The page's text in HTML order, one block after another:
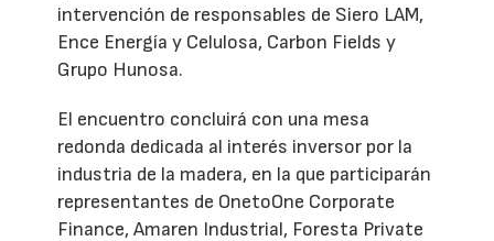
intervención de responsables de Siero LAM,
Ence Energía y Celulosa, Carbon Fields y
Grupo Hunosa.
El encuentro concluirá con una mesa
redonda dedicada al interés inversor por la
industria de la madera, en la que participarán
representantes de OnetoOne Corporate
Finance, Amaren Industrial, Foresta Private